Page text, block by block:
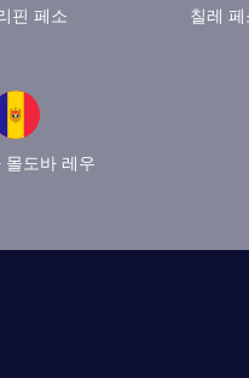
핀 페소 칠레
몰도바 레우